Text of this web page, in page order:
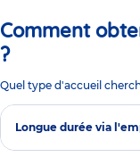
Comment
?
Quel type d'accueil
Longue durée via